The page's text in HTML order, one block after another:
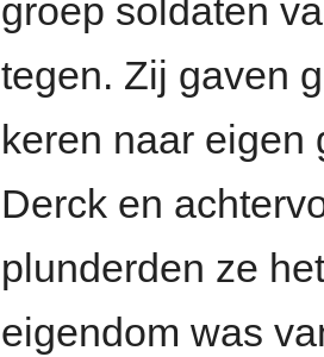
groep soldaten
tegen. Zij gaven
keren naar eigen
Derck en
plunderden ze
eigendom was